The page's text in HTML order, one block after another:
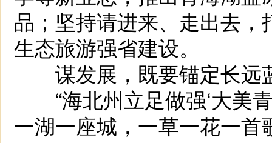
品；坚持请进来、走出去，
生态旅游强省建设。
谋发展，既要锚定长远
“海北州立足做强‘大美青
一湖一座城，一草一花一首